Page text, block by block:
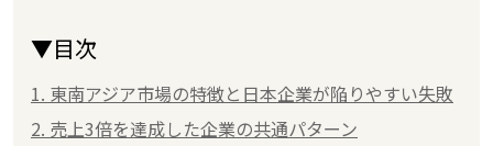
▼目次
1. 東南アジア市場の特徴と日本企業が陥りやすい失敗
2. 売上3倍を達成した企業の共通パターン